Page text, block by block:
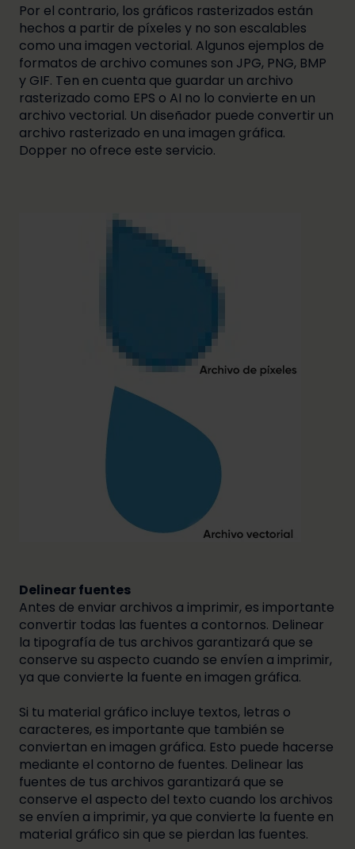
Por el contrario, los gráficos rasterizados están
hechos a partir de píxeles y no son escalables
como una imagen vectorial. Algunos ejemplos de
formatos de archivo comunes son JPG, PNG, BMP
y GIF. Ten en cuenta que guardar un archivo
rasterizado como EPS o AI no lo convierte en un
archivo vectorial. Un diseñador puede convertir un
archivo rasterizado en una imagen gráfica.
Dopper no ofrece este servicio.
Delinear fuentes
Antes de enviar archivos a imprimir, es importante
convertir todas las fuentes a contornos. Delinear
la tipografía de tus archivos garantizará que se
conserve su aspecto cuando se envíen a imprimir,
ya que convierte la fuente en imagen gráfica.
Si tu material gráfico incluye textos, letras o
caracteres, es importante que también se
conviertan en imagen gráfica. Esto puede hacerse
mediante el contorno de fuentes. Delinear las
fuentes de tus archivos garantizará que se
conserve el aspecto del texto cuando los archivos
se envíen a imprimir, ya que convierte la fuente en
material gráfico sin que se pierdan las fuentes.